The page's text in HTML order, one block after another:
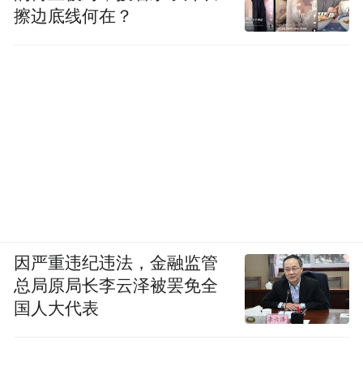
擦边底线何在？
因严重违纪违法，金融监管
总局原局长李云泽被罢免全
国人大代表